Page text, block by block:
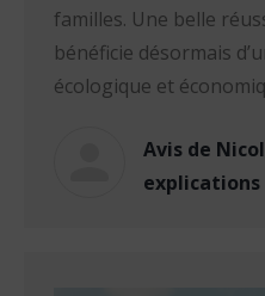
familles. Une belle
bénéficie désormais
écologique et
Avis de
explications